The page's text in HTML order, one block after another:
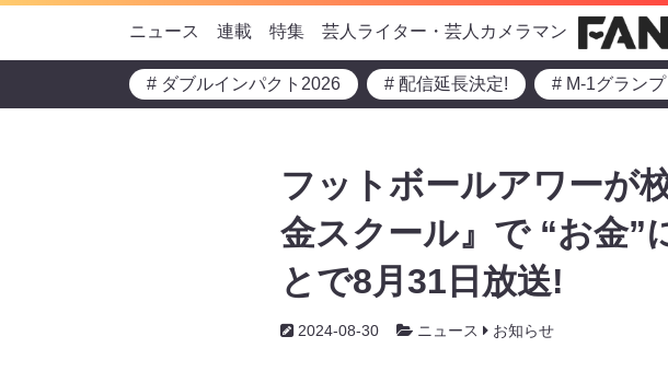
ニュース 連載 特集 芸人ライター・芸人カメラマン
# ダブルインパクト2026 # 配信延長決定! # M-1グランプ
フットボールアワーが
金スクール』で “お金”
とで8月31日放送!
2024-08-30 ニュース お知らせ